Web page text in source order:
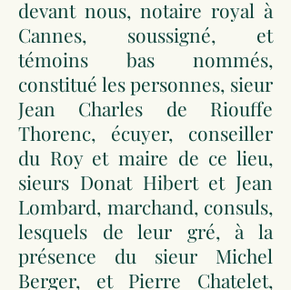
devant nous, notaire royal à
Cannes, soussigné, et
témoins bas nommés,
constitué les personnes, sieur
Jean Charles de Riouffe
Thorenc, écuyer, conseiller
du Roy et maire de ce lieu,
sieurs Donat Hibert et Jean
Lombard, marchand, consuls,
lesquels de leur gré, à la
présence du sieur Michel
Berger, et Pierre Chatelet,